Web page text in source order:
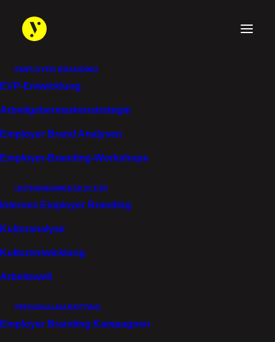
EMPLOYER BRANDING
EVP-Entwicklung
Arbeitgebermarken­strategie
Employer Brand Analysen
Employer-Branding-Workshops
UNTERNEHMENSKULTUR
Internes Employer Branding
Kulturanalyse
Kulturentwicklung
Arbeitswelt
PERSONALMARKETING
Employer Branding Kampagnen
ARBEITGEBERMARKE & DIFFERENZIERUNG
MIT KLARHEIT UND KANTE.